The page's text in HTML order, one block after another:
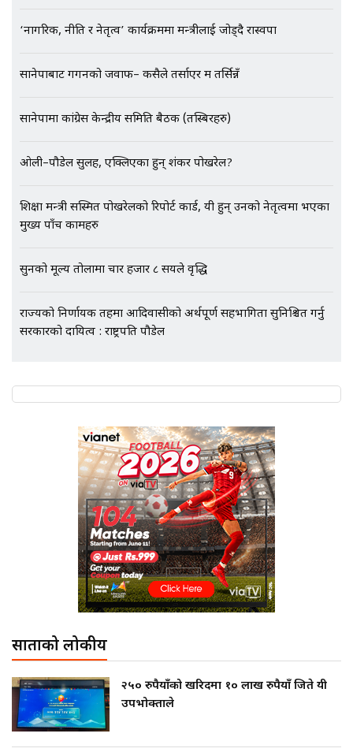
भिजिट भिसामा गृह मन्त्रालयकै सेटिङः१
Followup: CCTV Footage Lost |
‘नागरिक, नीति र नेतृत्व’ कार्यक्रममा मन्त्रीलाई जोड्दै रास्वपा
सानेपाबाट गगनको जवाफ– कसैले तर्साएर म तर्सिन्नँ
सानेपामा कांग्रेस केन्द्रीय समिति बैठक (तस्बिरहरु)
ओली–पौडेल सुलह, एक्लिएका हुन् शंकर पोखरेल?
शिक्षा मन्त्री सस्मित पोखरेलको रिपोर्ट कार्ड, यी हुन् उनको नेतृत्वमा भएका
मुख्य पाँच कामहरु
सुनको मूल्य तोलामा चार हजार ८ सयले वृद्धि
राज्यको निर्णायक तहमा आदिवासीको अर्थपूर्ण सहभागिता सुनिश्चित गर्नु
सरकारको दायित्व : राष्ट्रपति पौडेल
साताको लोकप्रीय
२५० रुपैयाँको खरिदमा १० लाख रुपैयाँ जिते यी
उपभोक्ताले